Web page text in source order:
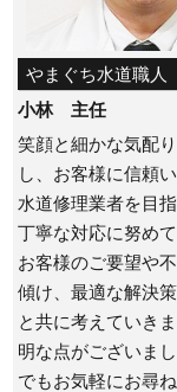
やまぐち水道職人
小林 主任
笑顔と細かな気配
し、お客様に信頼
水道修理業者を目
丁寧な対応に努めて
お客様のご要望や
傾け、最適な解決
と共に考えていき
明な点がございま
でもお気軽にお尋